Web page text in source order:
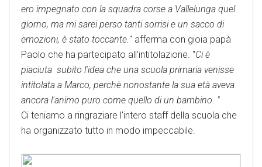
ero impegnato con la squadra corse a Vallelunga quel
giorno, ma mi sarei perso tanti sorrisi e un sacco di
emozioni, è stato toccante." afferma con gioia papà
Paolo che ha partecipato all'intitolazione. "Ci è
piaciuta subito l'idea che una scuola primaria venisse
intitolata a Marco, perchè nonostante la sua età aveva
ancora l'animo puro come quello di un bambino. "
Ci teniamo a ringraziare l'intero staff della scuola che
ha organizzato tutto in modo impeccabile.